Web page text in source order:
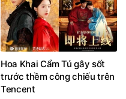
Hoa Khai Cẩm Tú gây sốt
trước thềm công chiếu trên
Tencent